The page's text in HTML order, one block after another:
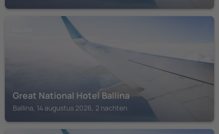
Great National Hotel Ballina
Ballina, 14 augustus 2026, 2 nachten